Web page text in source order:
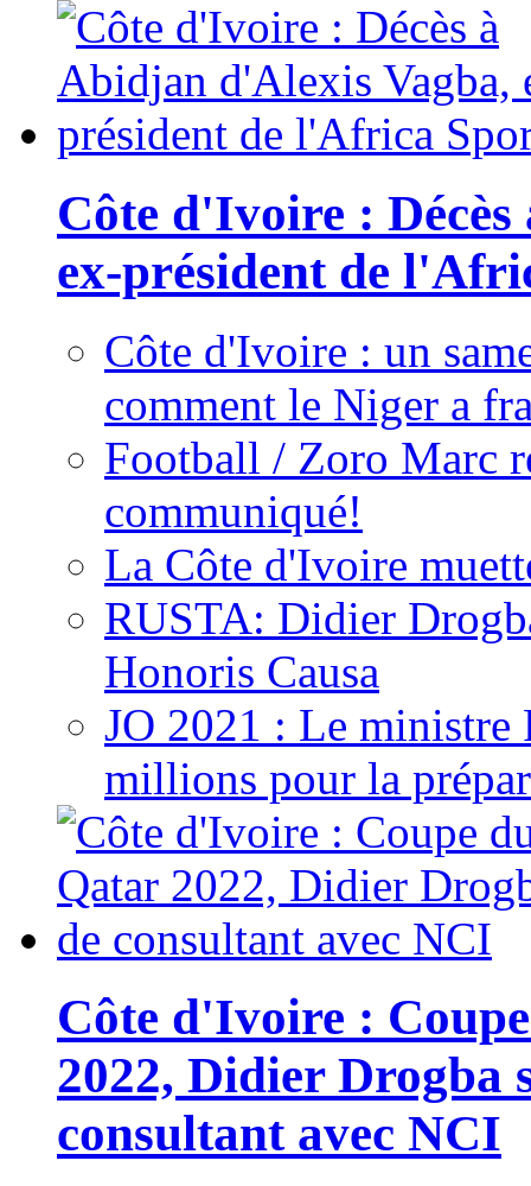
Côte d'Ivoire :
ex-président de
Côte d'Ivoire : un
comment le Niger a
Football / Zoro Marc
communiqué!
La Côte d'Ivoire
RUSTA: Didier
Honoris Causa
JO 2021 : Le ministre
millions pour la
Côte d'Ivoire :
2022, Didier Drogba
consultant avec NCI